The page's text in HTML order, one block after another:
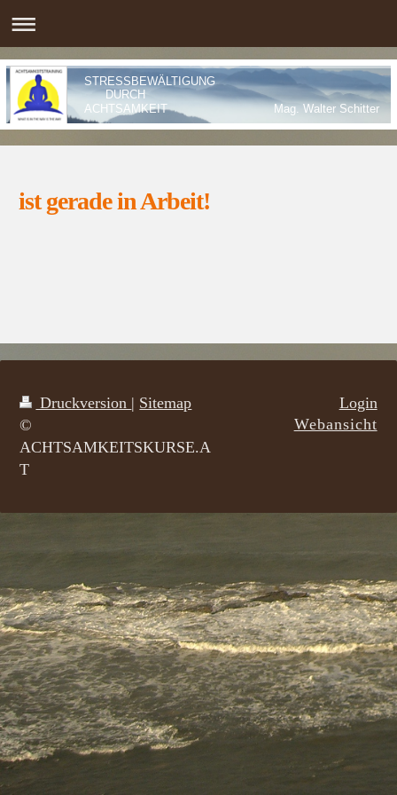
STRESSBEWÄLTIGUNG
DURCH
ACHTSAMKEIT Mag. Walter
ist gerade in Arbeit!
Druckversion | Sitemap
©
ACHTSAMKEITSKURSE.A
T
Login
Webansicht